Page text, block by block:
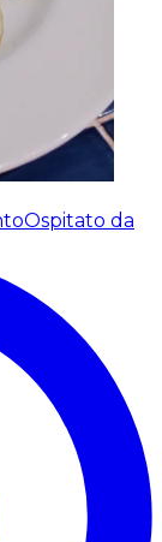
Ospitato da